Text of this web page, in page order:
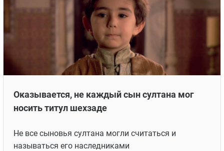
Оказывается, не каждый сын султана мог
носить титул шехзаде
Не все сыновья султана могли считаться и
называться его наследниками